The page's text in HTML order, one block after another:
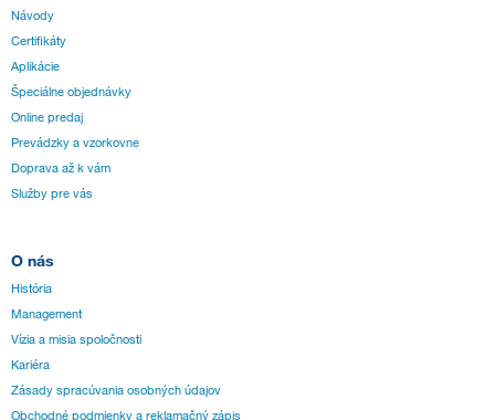
Návody
Certifikáty
Aplikácie
Špeciálne objednávky
Online predaj
Prevádzky a vzorkovne
Doprava až k vám
Služby pre vás
O nás
História
Management
Vízia a misia spoločnosti
Kariéra
Zásady spracúvania osobných údajov
Obchodné podmienky a reklamačný zápis